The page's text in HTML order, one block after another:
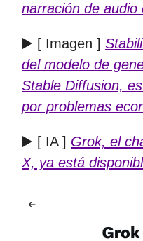
narración de audio
▶️ [ Imagen ]
del modelo de
Stable Diffusion,
por problemas
▶️ [ IA ] Grok, el
X, ya está